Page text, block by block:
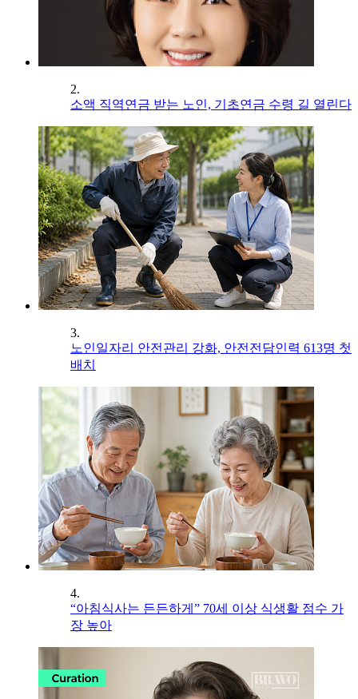
2.
소액 직역연금 받는 노인, 기초연금 수령 길 열린다
3.
노인일자리 안전관리 강화, 안전전담인력 613명 첫
배치
4.
“아침식사는 든든하게” 70세 이상 식생활 점수 가
장 높아